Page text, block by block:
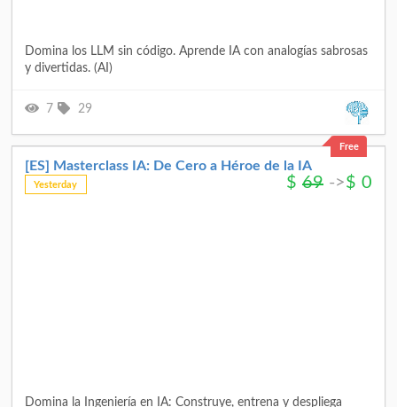
Domina los LLM sin código. Aprende IA con analogías sabrosas
y divertidas. (AI)
7 29
Free
[ES] Masterclass IA: De Cero a Héroe de la IA
Yesterday $ 69 ->$ 0
Domina la Ingeniería en IA: Construye, entrena y despliega